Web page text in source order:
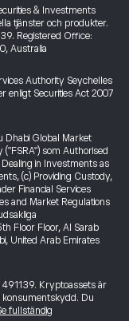
& Investments
tjänster och produkter.
Registered Office:
Australia
Authority Seychelles
enligt Securities Act 2007
Dhabi Global Market
("FSRA") som Authorised
in Investments as
(c) Providing Custody,
Financial Services
and Market Regulations
Floor Floor, Al Sarab
United Arab Emirates
491139. Kryptoassets är
konsumentskydd. Du
fullständig